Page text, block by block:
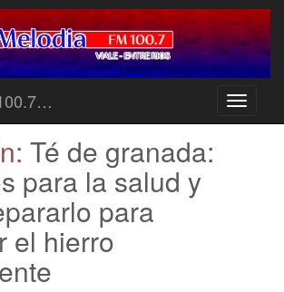
Toggle
Té de granada:
para la salud y
para
el hierro